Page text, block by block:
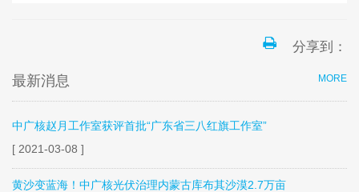
分享到：
MORE
最新消息
中广核赵月工作室获评首批“广东省三八红旗工作室”
[ 2021-03-08 ]
黄沙变蓝海！中广核光伏治理内蒙古库布其沙漠2.7万亩